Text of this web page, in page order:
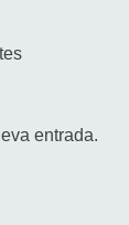
entrada.